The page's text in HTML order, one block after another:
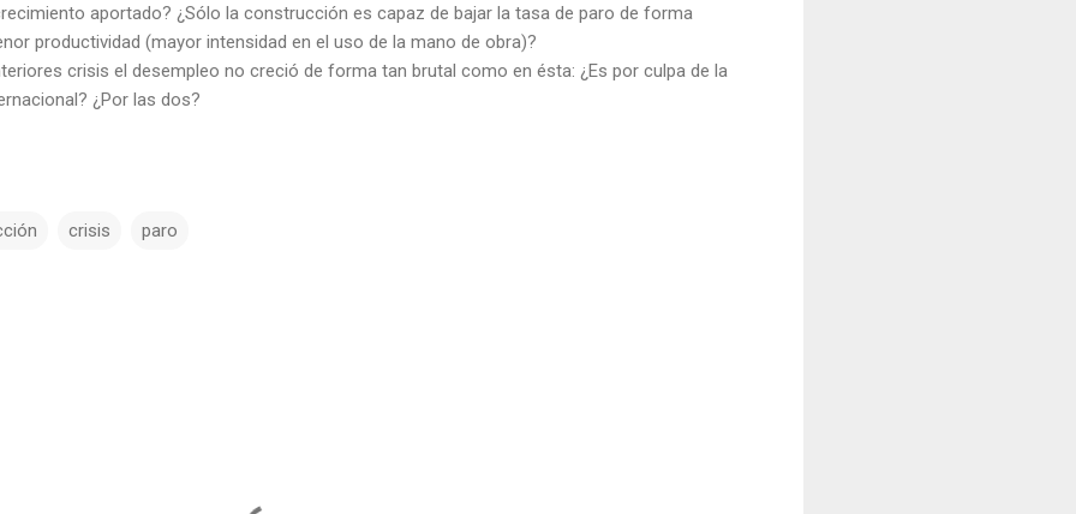
aportado? ¿Sólo la construcción es capaz de bajar la tasa de paro de forma
productividad (mayor intensidad en el uso de la mano de obra)?
crisis el desempleo no creció de forma tan brutal como en ésta: ¿Es por culpa de la
¿Por las dos?
crisis paro